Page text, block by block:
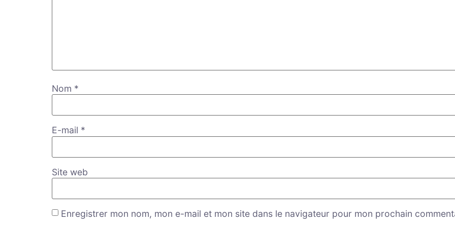
Nom *
E-mail *
Site web
Enregistrer mon nom, mon e-mail et mon site dans le navigateur pour mon prochain